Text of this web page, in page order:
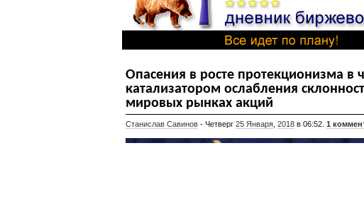
Опасения в росте протекционизма в
катализатором ослабления
мировых рынках акций
Станислав Савинов - Четверг 25 Января 2018 в 06:52. 1